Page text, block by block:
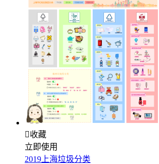
收藏
立即使用
2019上海垃圾分类